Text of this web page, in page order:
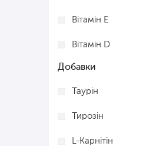
Вітамін Е
Вітамін D
Вітамін C
Вітамін В
Вітамін А
Добавки
Таурін
Тирозін
L-Карнітін